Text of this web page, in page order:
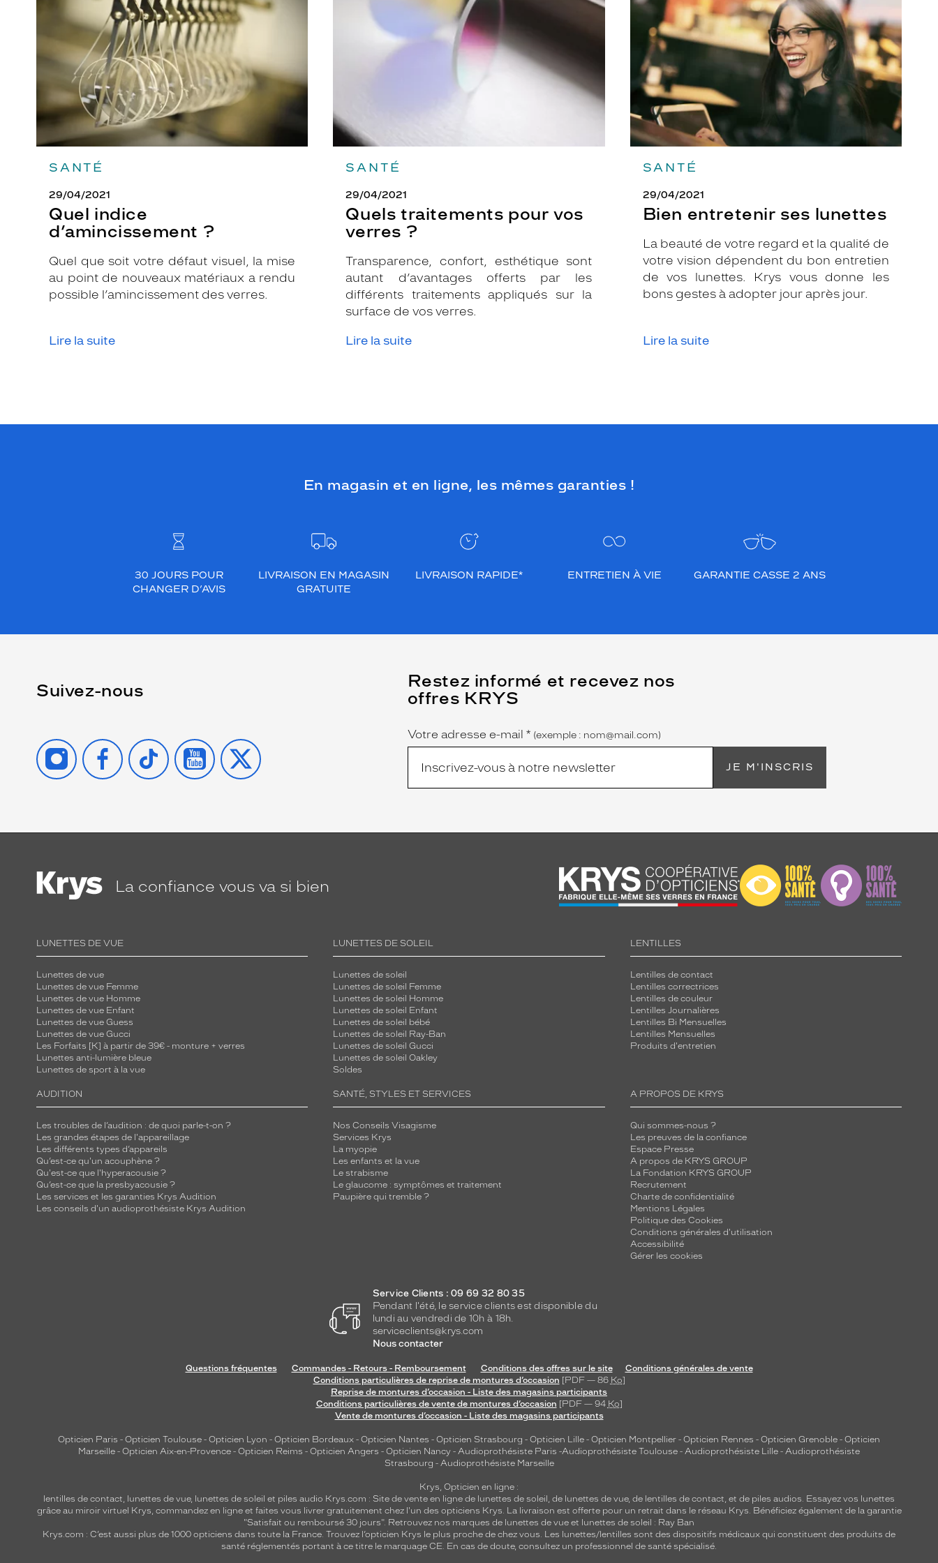
SANTÉ
29/04/2021
Quel indice
d’amincissement ?
Quel que soit votre défaut visuel, la mise
au point de nouveaux matériaux a rendu
possible l’amincissement des verres.
Lire la suite
SANTÉ
29/04/2021
Quels traitements pour vos
verres ?
Transparence, confort, esthétique sont
autant d’avantages offerts par les
différents traitements appliqués sur la
surface de vos verres.
Lire la suite
SANTÉ
29/04/2021
Bien entretenir ses lunettes
La beauté de votre regard et la qualité de
votre vision dépendent du bon entretien
de vos lunettes. Krys vous donne les
bons gestes à adopter jour après jour.
Lire la suite
lunettes
En magasin et en ligne, les mêmes garanties !
30 JOURS POUR
CHANGER D’AVIS
LIVRAISON EN MAGASIN
GRATUITE
LIVRAISON RAPIDE* ENTRETIEN À VIE GARANTIE CASSE 2 ANS
Suivez-nous
INSTAGRAMFACEBOOK
TIKTOK YOUTUBE
X
Restez informé et recevez nos
offres KRYS
Name
Votre adresse e-mail *
(Ce
champ
est
obligatoire)
(exemple : nom@mail.com)
JE M'INSCRIS
La confiance vous va si bien
LUNETTES DE VUE
Lunettes de vue
Lunettes de vue Femme
Lunettes de vue Homme
Lunettes de vue Enfant
Lunettes de vue Guess
Lunettes de vue Gucci
Les Forfaits [K] à partir de 39€ - monture + verres
Lunettes anti-lumière bleue
Lunettes de sport à la vue
LUNETTES DE SOLEIL
Lunettes de soleil
Lunettes de soleil Femme
Lunettes de soleil Homme
Lunettes de soleil Enfant
Lunettes de soleil bébé
Lunettes de soleil Ray-Ban
Lunettes de soleil Gucci
Lunettes de soleil Oakley
Soldes
LENTILLES
Lentilles de contact
Lentilles correctrices
Lentilles de couleur
Lentilles Journalières
Lentilles Bi Mensuelles
Lentilles Mensuelles
Produits d'entretien
AUDITION
Les troubles de l’audition : de quoi parle-t-on ?
Les grandes étapes de l'appareillage
Les différents types d’appareils
Qu’est-ce qu'un acouphène ?
Qu'est-ce que l'hyperacousie ?
Qu’est-ce que la presbyacousie ?
Les services et les garanties Krys Audition
Les conseils d'un audioprothésiste Krys Audition
SANTÉ, STYLES ET SERVICES
Nos Conseils Visagisme
Services Krys
La myopie
Les enfants et la vue
Le strabisme
Le glaucome : symptômes et traitement
Paupière qui tremble ?
A PROPOS DE KRYS
Qui sommes-nous ?
Les preuves de la confiance
Espace Presse
A propos de KRYS GROUP
La Fondation KRYS GROUP
Recrutement
Charte de confidentialité
Mentions Légales
Politique des Cookies
Conditions générales d'utilisation
Accessibilité
Gérer les cookies
Service Clients : 09 69 32 80 35
Pendant l'été, le service clients est disponible du
lundi au vendredi de 10h à 18h.
serviceclients@krys.com
Nous contacter
Questions fréquentes Commandes - Retours - Remboursement Conditions des offres sur le site
Conditions générales de vente
Conditions particulières de reprise de montures d’occasion [PDF — 86 Ko]
Reprise de montures d’occasion - Liste des magasins participants
Conditions particulières de vente de montures d’occasion [PDF — 94 Ko]
Vente de montures d’occasion - Liste des magasins participants
Opticien Paris - Opticien Toulouse - Opticien Lyon - Opticien Bordeaux - Opticien Nantes - Opticien Strasbourg - Opticien Lille - Opticien Montpellier - Opticien Rennes - Opticien Grenoble - Opticien
Marseille - Opticien Aix-en-Provence - Opticien Reims - Opticien Angers - Opticien Nancy - Audioprothésiste Paris -Audioprothésiste Toulouse - Audioprothésiste Lille - Audioprothésiste
Strasbourg - Audioprothésiste Marseille
Krys, Opticien en ligne :
lentilles de contact, lunettes de vue, lunettes de soleil et piles audio Krys.com : Site de vente en ligne de lunettes de soleil, de lunettes de vue, de lentilles de contact, et de piles audios. Essayez vos lunettes
grâce au miroir virtuel Krys, commandez en ligne et faites vous livrer gratuitement chez l'un des opticiens Krys. La livraison est offerte pour un retrait dans le réseau Krys. Bénéficiez également de la garantie
"Satisfait ou remboursé 30 jours". Retrouvez nos marques de lunettes de vue et lunettes de soleil : Ray Ban
Krys.com : C’est aussi plus de 1000 opticiens dans toute la France. Trouvez l’opticien Krys le plus proche de chez vous. Les lunettes/lentilles sont des dispositifs médicaux qui constituent des produits de
santé réglementés portant à ce titre le marquage CE. En cas de doute, consultez un professionnel de santé spécialisé.